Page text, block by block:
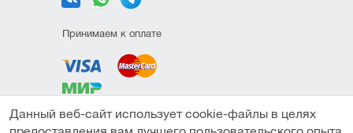
Принимаем к оплате
Данный веб-сайт использует cookie-файлы в целях